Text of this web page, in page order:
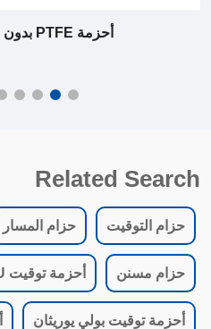
أحزمة PTFE بدون لحام لآلة التعبئة
Related Search
حزام التوقيت حزام المسار
حزام مسنن أحزمة توقيت PU
أحزمة توقيت بولي يوريثان